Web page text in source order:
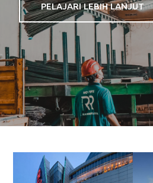
PELAJARI LEBIH LANJUT